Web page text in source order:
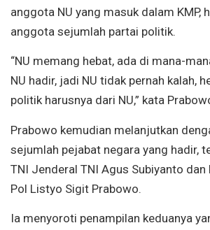
anggota NU yang masuk dalam KMP,
anggota sejumlah partai politik.
“NU memang hebat, ada di mana-
NU hadir, jadi NU tidak pernah kalah,
politik harusnya dari NU,” kata
Prabowo kemudian melanjutkan
sejumlah pejabat negara yang hadir,
TNI Jenderal TNI Agus Subiyanto
Pol Listyo Sigit Prabowo.
Ia menyoroti penampilan keduanya